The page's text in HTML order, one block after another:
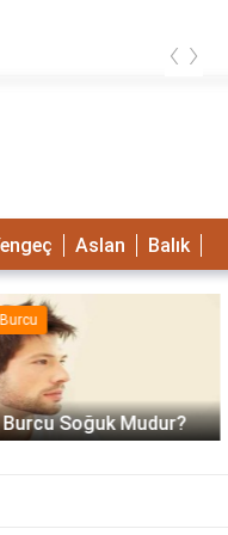
‹ ›
Aslan Balık
Soğuk Mudur?